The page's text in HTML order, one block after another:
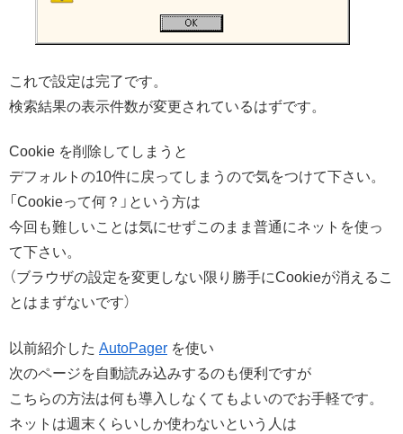
これで設定は完了です。
検索結果の表示件数が変更されているはずです。
Cookie を削除してしまうと
デフォルトの10件に戻ってしまうので気をつけて下さい。
「Cookieって何？」という方は
今回も難しいことは気にせずこのまま普通にネットを使っ
て下さい。
（ブラウザの設定を変更しない限り勝手にCookieが消えるこ
とはまずないです）
以前紹介した AutoPager を使い
次のページを自動読み込みするのも便利ですが
こちらの方法は何も導入しなくてもよいのでお手軽です。
ネットは週末くらいしか使わないという人は